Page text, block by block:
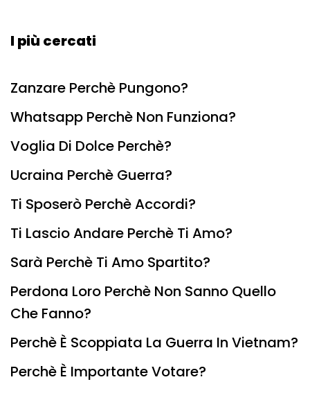
I più cercati
Zanzare Perchè Pungono?
Whatsapp Perchè Non Funziona?
Voglia Di Dolce Perchè?
Ucraina Perchè Guerra?
Ti Sposerò Perchè Accordi?
Ti Lascio Andare Perchè Ti Amo?
Sarà Perchè Ti Amo Spartito?
Perdona Loro Perchè Non Sanno Quello
Che Fanno?
Perchè È Scoppiata La Guerra In Vietnam?
Perchè È Importante Votare?